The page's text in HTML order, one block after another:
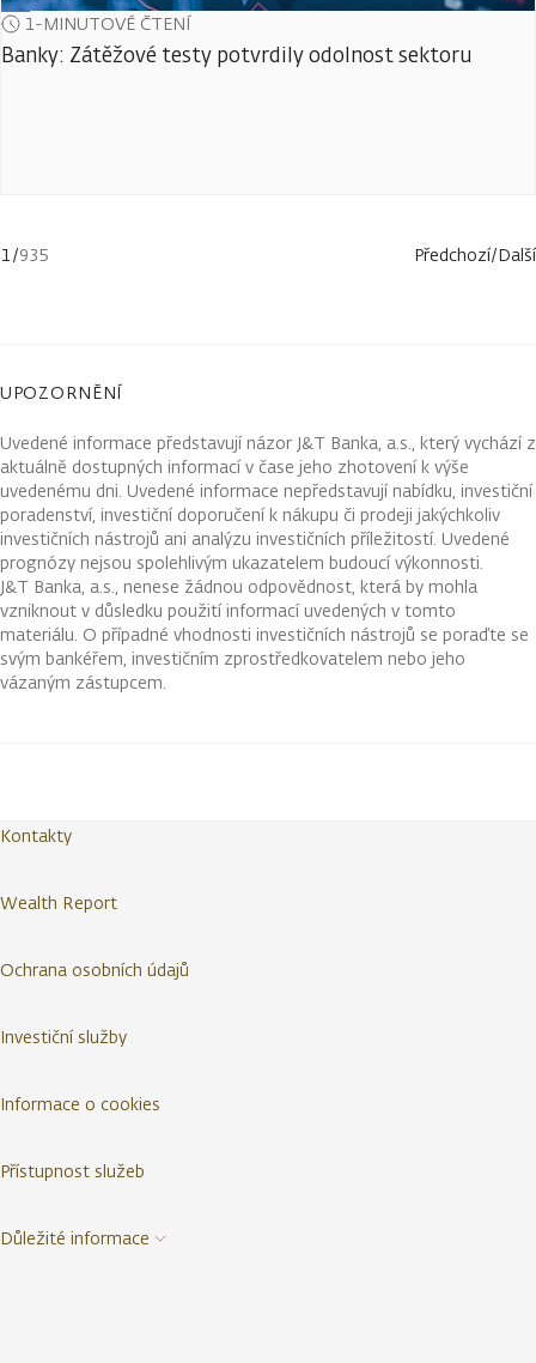
1-MINUTOVÉ ČTENÍ
Banky: Zátěžové testy potvrdily odolnost sektoru
1/935 Předchozí/Další
UPOZORNĚNÍ
Uvedené informace představují názor J&T Banka, a.s., který vychází z
aktuálně dostupných informací v čase jeho zhotovení k výše
uvedenému dni. Uvedené informace nepředstavují nabídku, investiční
poradenství, investiční doporučení k nákupu či prodeji jakýchkoliv
investičních nástrojů ani analýzu investičních příležitostí. Uvedené
prognózy nejsou spolehlivým ukazatelem budoucí výkonnosti.
J&T Banka, a.s., nenese žádnou odpovědnost, která by mohla
vzniknout v důsledku použití informací uvedených v tomto
materiálu. O případné vhodnosti investičních nástrojů se poraďte se
svým bankéřem, investičním zprostředkovatelem nebo jeho
vázaným zástupcem.
Kontakty
Wealth Report
Ochrana osobních údajů
Investiční služby
Informace o cookies
Přístupnost služeb
Důležité informace